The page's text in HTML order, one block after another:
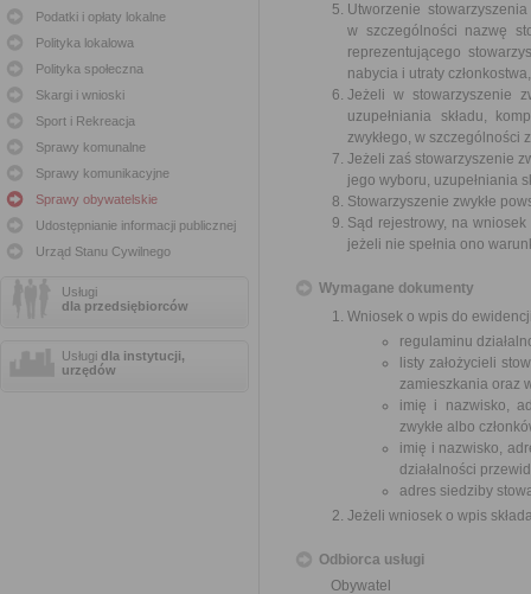
Podatki i opłaty lokalne
Polityka lokalowa
Polityka społeczna
Skargi i wnioski
Sport i Rekreacja
Sprawy komunalne
Sprawy komunikacyjne
Sprawy obywatelskie
Udostępnianie informacji publicznej
Urząd Stanu Cywilnego
Usługi
dla przedsiębiorców
Usługi dla instytucji,
urzędów
Utworzenie
w szczególności nazwę
reprezentującego
nabycia i utraty
Jeżeli w stowarzyszenie
uzupełniania składu,
zwykłego, w szczególności
Jeżeli zaś stowarzyszenie
jego wyboru, uzupełniania
Stowarzyszenie zwykłe
Sąd rejestrowy, na
jeżeli nie spełnia ono
Wymagane dokumenty
Wniosek o wpis do
regulaminu
listy założycieli
zamieszkania oraz
imię i nazwisko,
zwykłe albo
imię i nazwisko,
działalności
adres siedziby
Jeżeli wniosek o wpis
Odbiorca usługi
Obywatel